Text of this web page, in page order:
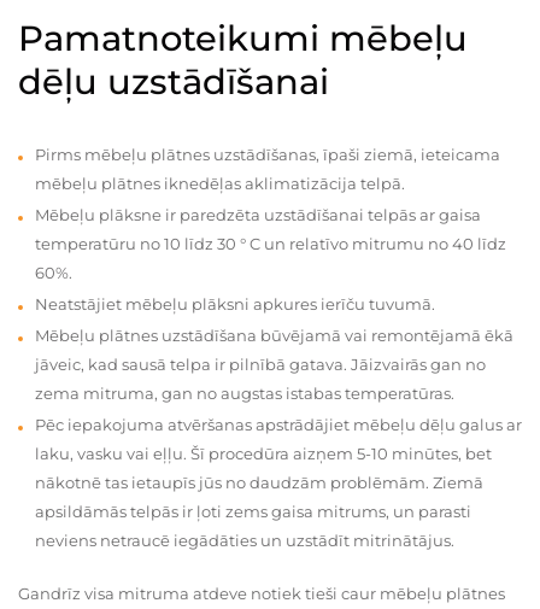
Pamatnoteikumi mēbeļu
dēļu uzstādīšanai
Pirms mēbeļu plātnes uzstādīšanas, īpaši ziemā, ieteicama
mēbeļu plātnes iknedēļas aklimatizācija telpā.
Mēbeļu plāksne ir paredzēta uzstādīšanai telpās ar gaisa
temperatūru no 10 līdz 30 ° C un relatīvo mitrumu no 40 līdz
60%.
Neatstājiet mēbeļu plāksni apkures ierīču tuvumā.
Mēbeļu plātnes uzstādīšana būvējamā vai remontējamā ēkā
jāveic, kad sausā telpa ir pilnībā gatava. Jāizvairās gan no
zema mitruma, gan no augstas istabas temperatūras.
Pēc iepakojuma atvēršanas apstrādājiet mēbeļu dēļu galus ar
laku, vasku vai eļļu. Šī procedūra aizņem 5-10 minūtes, bet
nākotnē tas ietaupīs jūs no daudzām problēmām. Ziemā
apsildāmās telpās ir ļoti zems gaisa mitrums, un parasti
neviens netraucē iegādāties un uzstādīt mitrinātājus.
Gandrīz visa mitruma atdeve notiek tieši caur mēbeļu plātnes